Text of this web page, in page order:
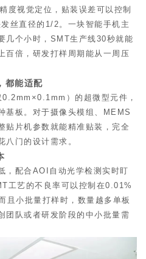
度视觉定位，贴装误差可以控制
丝直径的1/2。一块智能手机主
几个小时，SMT生产线30秒就能
百倍，研发打样周期能从一周压
都能适配
）的超微型元件，
基板。对于摄像头模组、MEMS
贴片机参数就能精准贴装，完全
八门的设计需求。
，配合AOI自动光学检测实时盯
工艺的不良率可以控制在0.01%
且小批量打样时，数量越多单板
团队或者研发阶段的中小批量需